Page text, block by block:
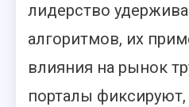
лидерство
алгоритмов, их
влияния на рынок
порталы фиксируют,